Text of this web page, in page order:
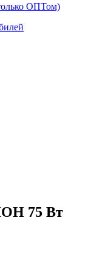
ОПТом)
75 Вт